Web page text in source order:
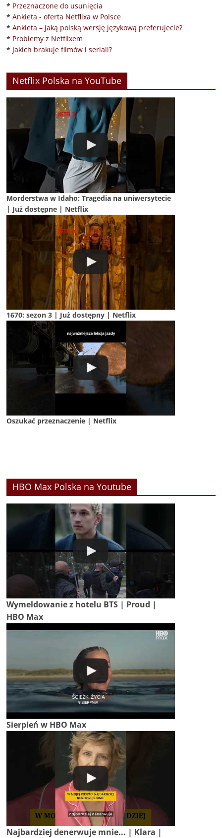
* Przeznaczone do usunięcia
* Ankieta - oferta Netflixa w Polsce
* Ankieta – jaką polską wersję językową preferujecie?
* Problemy z Netflixem
* Jakich brakuje filmów i seriali?
Netflix Polska na YouTube
Morderstwa w Idaho: Tragedia na uniwersytecie
| Już dostępne | Netflix
1670: sezon 3 | Już dostępny | Netflix
Oszukać przeznaczenie | Netflix
HBO Max Polska na Youtube
Wymeldowanie z hotelu BTS | Proud |
HBO Max
Sierpień w HBO Max
Najbardziej denerwuje mnie... | Klara |